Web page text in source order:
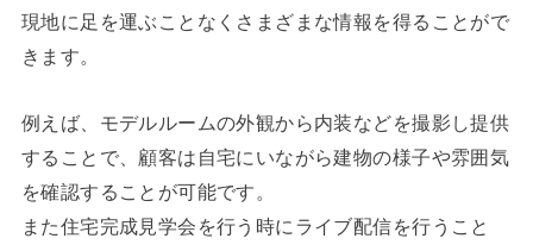
現地に足を運ぶことなくさまざまな情報を得ることがで
きます。
例えば、モデルルームの外観から内装などを撮影し提供
することで、顧客は自宅にいながら建物の様子や雰囲気
を確認することが可能です。
また住宅完成見学会を行う時にライブ配信を行うこと